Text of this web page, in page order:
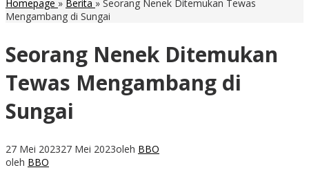
Homepage » Berita » Seorang Nenek Ditemukan Tewas
Mengambang di Sungai
Seorang Nenek Ditemukan
Tewas Mengambang di
Sungai
27 Mei 202327 Mei 2023oleh BBO
oleh BBO